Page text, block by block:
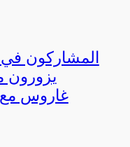
المشاركون في
غاروس مع